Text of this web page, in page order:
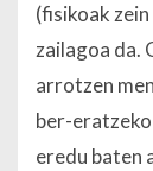
(fisikoak
zailagoa da.
arrotzen
ber-
eredu baten